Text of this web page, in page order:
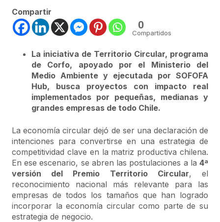
Compartir
0
Compartidos
La iniciativa de Territorio Circular, programa
de Corfo, apoyado por el Ministerio del
Medio Ambiente y ejecutada por SOFOFA
Hub, busca proyectos con impacto real
implementados por pequeñas, medianas y
grandes empresas de todo Chile.
La economía circular dejó de ser una declaración de
intenciones para convertirse en una estrategia de
competitividad clave en la matriz productiva chilena.
En ese escenario, se abren las postulaciones a la 4ª
versión del Premio Territorio Circular, el
reconocimiento nacional más relevante para las
empresas de todos los tamaños que han logrado
incorporar la economía circular como parte de su
estrategia de negocio.